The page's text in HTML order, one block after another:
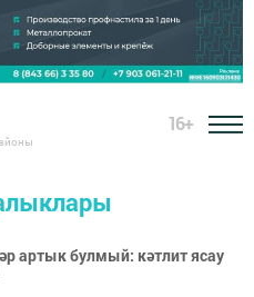
16+
артык булмый: кәтлит ясау